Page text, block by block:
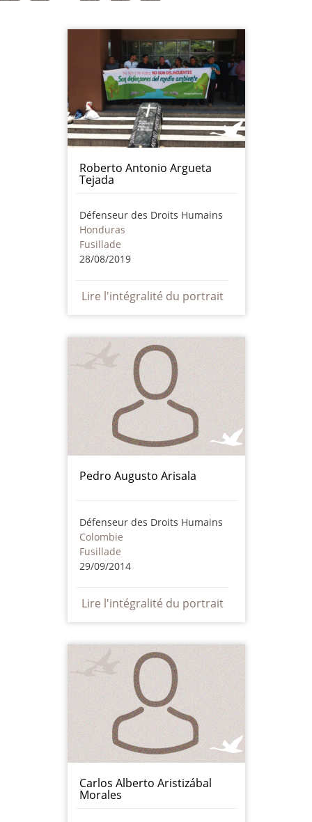
Roberto Antonio Argueta
Tejada
Défenseur des Droits Humains
Honduras
Fusillade
28/08/2019
Lire l'intégralité du portrait
Pedro Augusto Arisala
Défenseur des Droits Humains
Colombie
Fusillade
29/09/2014
Lire l'intégralité du portrait
Carlos Alberto Aristizábal
Morales